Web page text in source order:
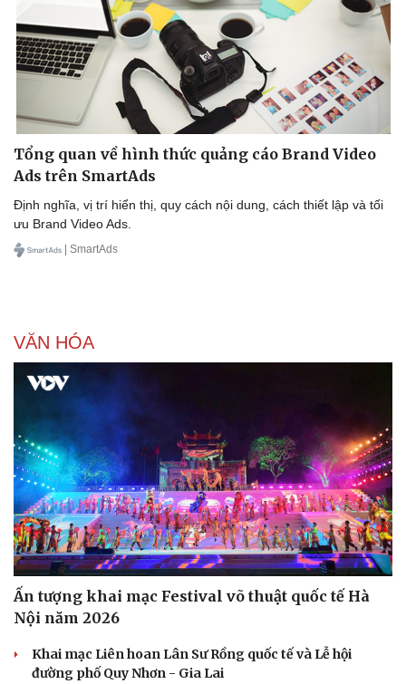
Tổng quan về hình thức quảng cáo Brand Video
Ads trên SmartAds
Định nghĩa, vị trí hiển thị, quy cách nội dung, cách thiết lập và tối
ưu Brand Video Ads.
| SmartAds
VĂN HÓA
Ấn tượng khai mạc Festival võ thuật quốc tế Hà
Nội năm 2026
Khai mạc Liên hoan Lân Sư Rồng quốc tế và Lễ hội
đường phố Quy Nhơn - Gia Lai